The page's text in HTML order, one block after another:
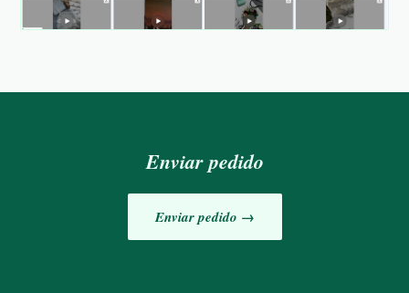
Enviar pedido
Enviar pedido →